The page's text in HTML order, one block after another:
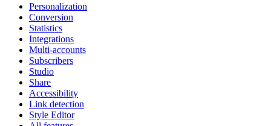
Personalization
Conversion
Statistics
Integrations
Multi-accounts
Subscribers
Studio
Share
Accessibility
Link detection
Style Editor